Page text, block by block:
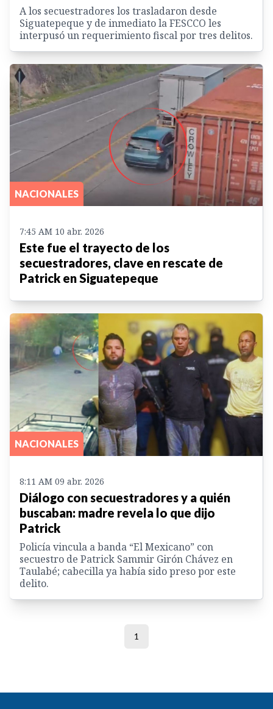
A los secuestradores los trasladaron desde
Siguatepeque y de inmediato la FESCCO les
interpusó un requerimiento fiscal por tres delitos.
NACIONALES
7:45 AM 10 abr. 2026
Este fue el trayecto de los
secuestradores, clave en rescate de
Patrick en Siguatepeque
NACIONALES
8:11 AM 09 abr. 2026
Diálogo con secuestradores y a quién
buscaban: madre revela lo que dijo
Patrick
Policía vincula a banda “El Mexicano” con
secuestro de Patrick Sammir Girón Chávez en
Taulabé; cabecilla ya había sido preso por este
delito.
1